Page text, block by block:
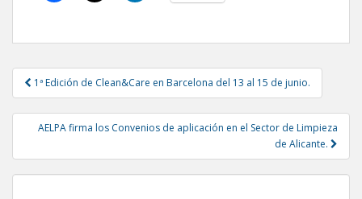
Post
navigation
1ª Edición de Clean&Care en Barcelona del 13 al 15 de junio.
AELPA firma los Convenios de aplicación en el Sector de Limpieza
de Alicante.